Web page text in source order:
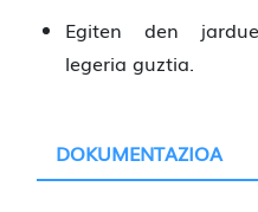
Egiten den
legeria guztia.
DOKUMENTAZIOA